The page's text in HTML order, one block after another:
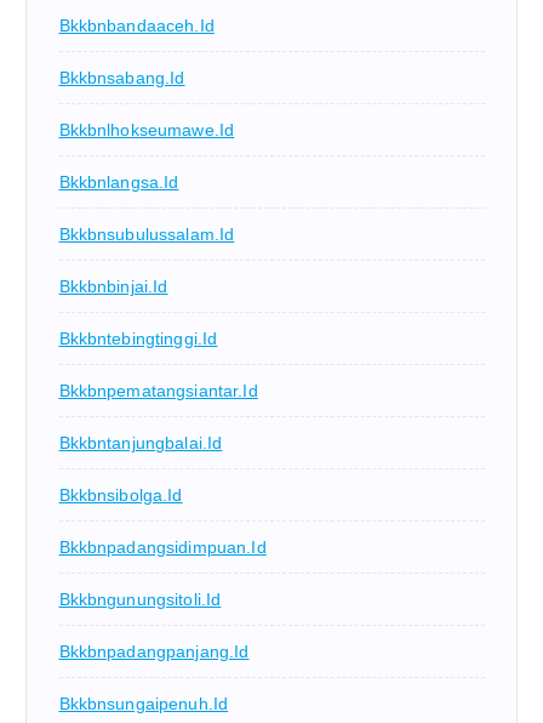
Bkkbnbandaaceh.id
Bkkbnsabang.id
Bkkbnlhokseumawe.id
Bkkbnlangsa.id
Bkkbnsubulussalam.id
Bkkbnbinjai.id
Bkkbntebingtinggi.id
Bkkbnpematangsiantar.id
Bkkbntanjungbalai.id
Bkkbnsibolga.id
Bkkbnpadangsidimpuan.id
Bkkbngunungsitoli.id
Bkkbnpadangpanjang.id
Bkkbnsungaipenuh.id